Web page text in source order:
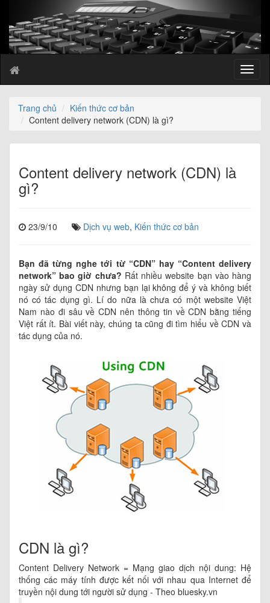
T
o
n
Trang chủ
Kiến thức cơ bản
Content delivery network (CDN) là gì?
Content delivery network (CDN) là
gì?
23/9/10 Dịch vụ web, Kiến thức cơ bản
Bạn đã từng nghe tới từ “CDN” hay “Content delivery
network” bao giờ chưa? Rất nhiều website bạn vào hàng
ngày sử dụng CDN nhưng bạn lại không để ý và không biết
nó có tác dụng gì. Lí do nữa là chưa có một website Việt
Nam nào đi sâu về CDN nên thông tin về CDN bằng tiếng
Việt rất ít. Bài viết này, chúng ta cũng đi tìm hiểu về CDN và
tác dụng của nó.
CDN là gì?
Content Delivery Network = Mạng giao dịch nội dung: Hệ
thống các máy tính được kết nối với nhau qua Internet để
truyền nội dung tới người sử dụng - Theo bluesky.vn